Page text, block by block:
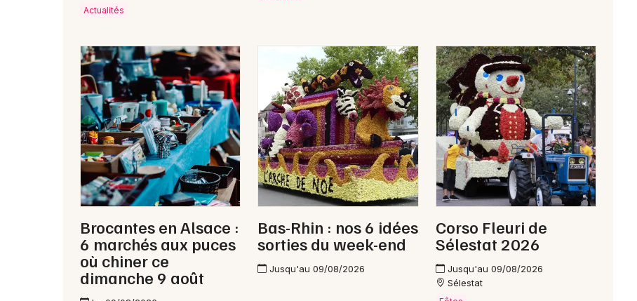
Actualités
Brocantes en Alsace :
6 marchés aux puces
où chiner ce
dimanche 9 août
Bas-Rhin : nos 6 idées
sorties du week-end
Jusqu'au 09/08/2026
Corso Fleuri de
Sélestat 2026
Jusqu'au 09/08/2026
Sélestat